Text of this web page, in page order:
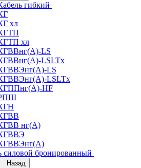
гибкий
хл
хл
LS
LSLTx
LS
LSLTx
HF
нг(А)
силовой бронированный
Назад